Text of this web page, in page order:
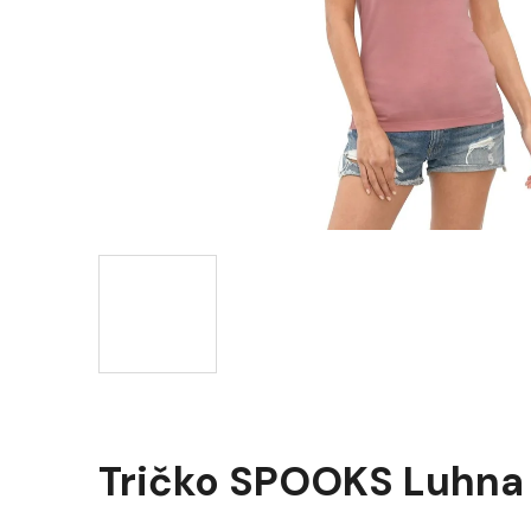
Tričko SPOOKS Luhna